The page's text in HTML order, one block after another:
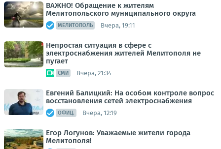
ВАЖНО! Обращение к жителям
Мелитопольского муниципального округа
МЕЛИТОПОЛЬ Вчера, 19:11
Непростая ситуация в сфере с
электроснабжения жителей Мелитополя не
пугает
СМИ Вчера, 21:34
Евгений Балицкий: На особом контроле вопрос
восстановления сетей электроснабжения
ОФИЦ. Вчера, 12:19
Егор Логунов: Уважаемые жители города
Мелитополя!